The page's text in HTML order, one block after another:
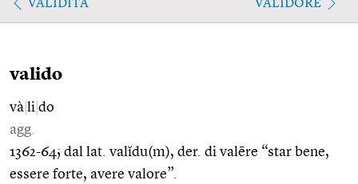
VALIDITA VALIDORE
valido
và li do
agg.
1362-64; dal lat. valĭdu(m), der. di valēre “star bene,
essere forte, avere valore”.